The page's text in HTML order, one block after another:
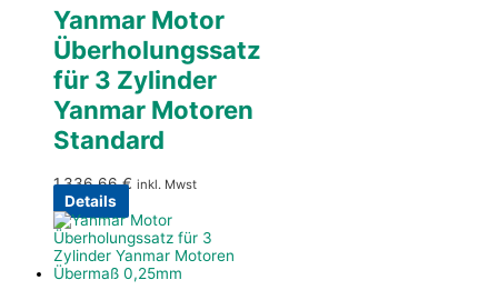
Yanmar Motor
Überholungssatz
für 3 Zylinder
Yanmar Motoren
Standard
1.336,66€ inkl. Mwst
Details